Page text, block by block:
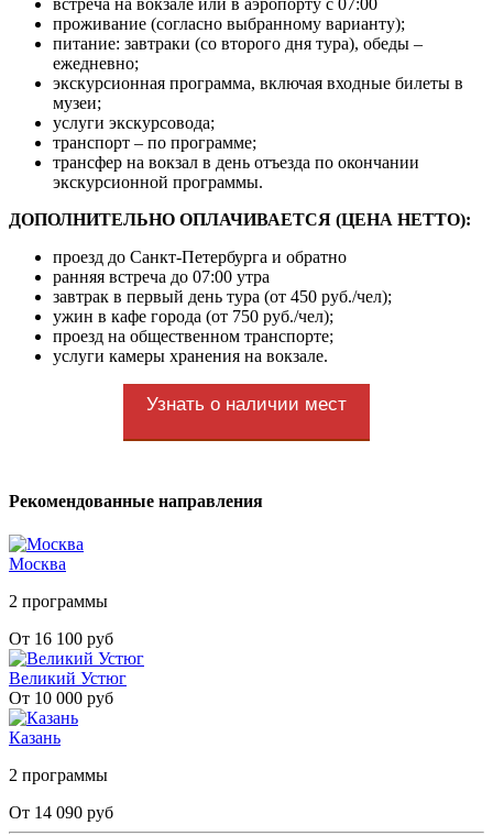
проживание (согласно выбранному варианту);
питание: завтраки (со второго дня тура), обеды –
ежедневно;
экскурсионная программа, включая входные билеты в
музеи;
услуги экскурсовода;
транспорт – по программе;
трансфер на вокзал в день отъезда по окончании
экскурсионной программы.
ДОПОЛНИТЕЛЬНО ОПЛАЧИВАЕТСЯ (ЦЕНА НЕТТО):
проезд до Санкт-Петербурга и обратно
ранняя встреча до 07:00 утра
завтрак в первый день тура (от 450 руб./чел);
ужин в кафе города (от 750 руб./чел);
проезд на общественном транспорте;
услуги камеры хранения на вокзале.
Узнать о наличии мест
Рекомендованные направления
Москва
2 программы
От 16 100 руб
Великий Устюг
От 10 000 руб
Казань
2 программы
От 14 090 руб